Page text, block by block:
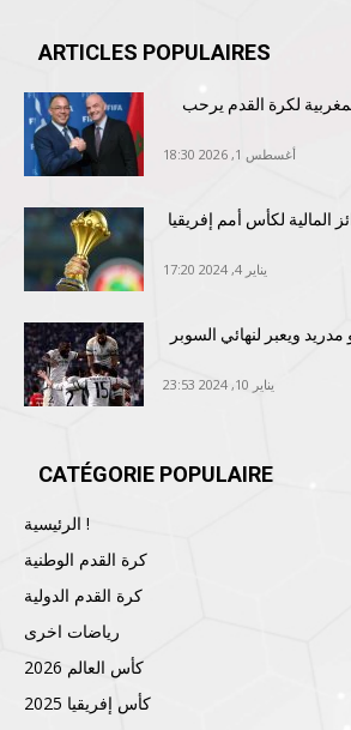
ARTICLES POPULAIRES
لكرة القدم يرحب
أغسطس 1, 2026 18:30
المالية لكأس أمم إفريقيا
يناير 4, 2024 17:20
مدريد ويعبر لنهائي السوبر
يناير 10, 2024 23:53
CATÉGORIE POPULAIRE
الرئيسية !
كرة القدم الوطنية
كرة القدم الدولية
رياضات اخرى
كأس العالم 2026
كأس إفريقيا 2025